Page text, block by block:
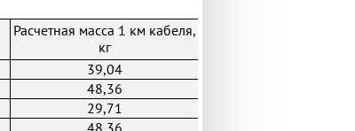
Расчетная масса 1 км кабеля,
кг
39,04
48,36
29,71
48,36